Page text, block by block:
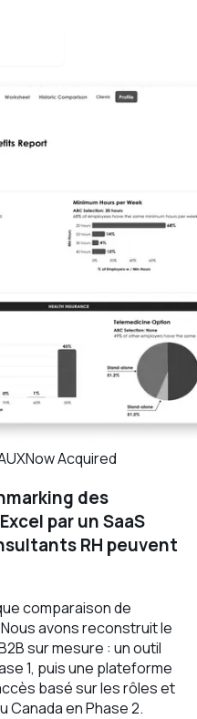
Now Acquired
des
par un SaaS
RH peuvent
comparaison de
avons reconstruit le
sur mesure : un outil
1, puis une plateforme
basé sur les rôles et
en Phase 2.